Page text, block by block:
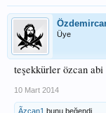
Üye
teşekkürler özcan abi
10 Mart 2014
Ãzcan1 bunu beğendi.